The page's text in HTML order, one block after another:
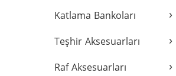
›
Katlama Bankoları
›
Teşhir Aksesuarları
›
Raf Aksesuarları